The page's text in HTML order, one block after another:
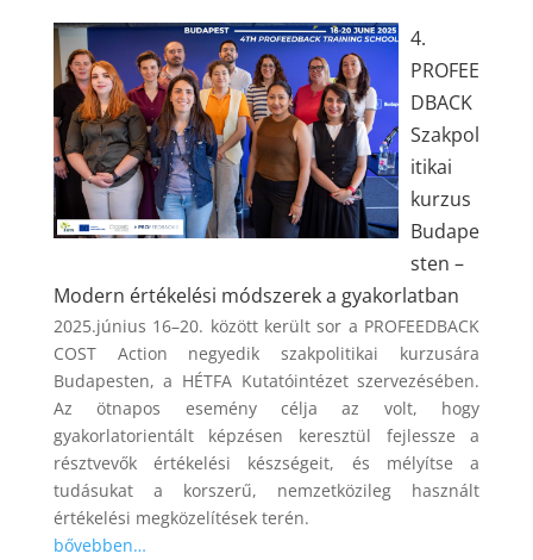
4.
PROFEE
DBACK
Szakpol
itikai
kurzus
Budape
sten –
Modern értékelési módszerek a gyakorlatban
2025.június 16–20. között került sor a PROFEEDBACK
COST Action negyedik szakpolitikai kurzusára
Budapesten, a HÉTFA Kutatóintézet szervezésében.
Az ötnapos esemény célja az volt, hogy
gyakorlatorientált képzésen keresztül fejlessze a
résztvevők értékelési készségeit, és mélyítse a
tudásukat a korszerű, nemzetközileg használt
értékelési megközelítések terén.
bővebben…